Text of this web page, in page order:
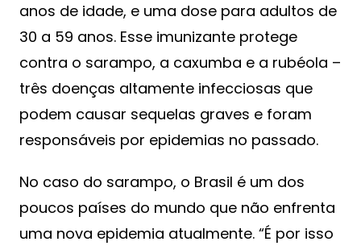
anos de idade, e uma dose para adultos de
30 a 59 anos. Esse imunizante protege
contra o sarampo, a caxumba e a rubéola –
três doenças altamente infecciosas que
podem causar sequelas graves e foram
responsáveis por epidemias no passado.
No caso do sarampo, o Brasil é um dos
poucos países do mundo que não enfrenta
uma nova epidemia atualmente. “É por isso